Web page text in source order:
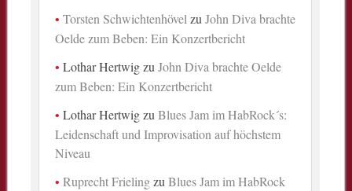
Torsten Schwichtenhövel zuJohn Diva brachte
Oelde zum Beben: Ein Konzertbericht
Lothar HertwigzuJohn Diva brachte Oelde
zum Beben: Ein Konzertbericht
Lothar HertwigzuBlues Jam im HabRock´s:
Leidenschaft und Improvisation auf höchstem
Niveau
Ruprecht FrielingzuBlues Jam im HabRock